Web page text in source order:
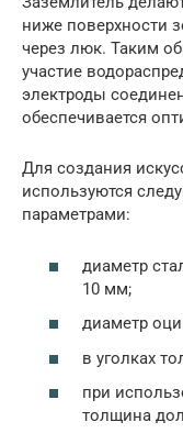
ниже поверхности
через люк. Таким
участие
электроды
обеспечивается
Для создания
используются
параметрами:
диаметр
10 мм;
диаметр
в уголках
при
толщина